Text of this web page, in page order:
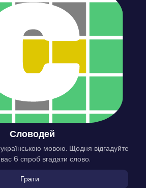
Словодей
мовою. Щодня відгадуйте
6 спроб вгадати слово.
Грати